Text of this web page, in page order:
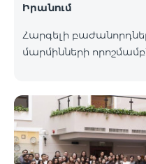
Իրանում
Հարգելի
մարմինների
դադարեցվել են։
վերաբերյալ
կտրամադրվի
դեպքում։